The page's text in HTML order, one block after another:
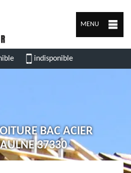
MENU
indisponible
BAC ACIER
37330